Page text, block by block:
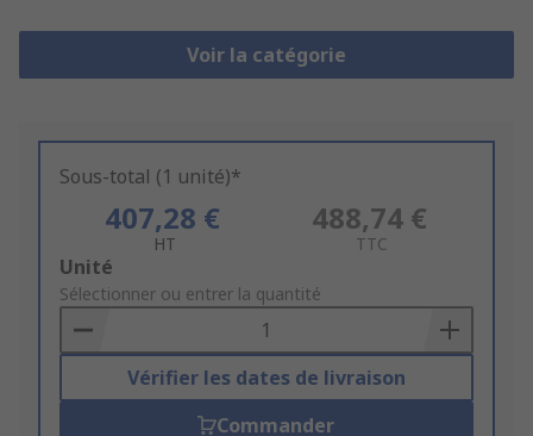
Voir la catégorie
Sous-total (1 unité)*
407,28 €
HT
488,74 €
TTC
Add
to
Basket
Unité
Sélectionner ou entrer la quantité
Vérifier les dates de livraison
Commander